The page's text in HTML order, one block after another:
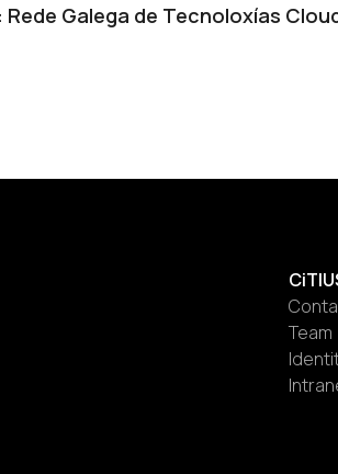
Galega de Tecnoloxías
Team